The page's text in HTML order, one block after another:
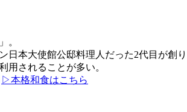
。
本大使館公邸料理人だった2代目が創
用されることが多い。
▷本格和食はこちら